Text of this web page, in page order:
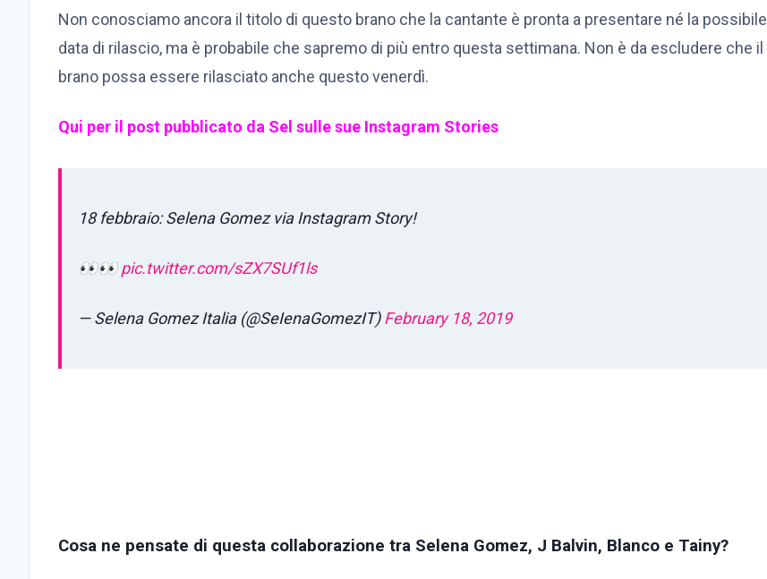
Non conosciamo ancora il titolo di questo brano che la cantante è pronta a presentare né la possibile
data di rilascio, ma è probabile che sapremo di più entro questa settimana. Non è da escludere che il
brano possa essere rilasciato anche questo venerdì.
Qui per il post pubblicato da Sel sulle sue Instagram Stories
18 febbraio: Selena Gomez via Instagram Story!
👀👀pic.twitter.com/sZX7SUf1ls
— Selena Gomez Italia (@SeIenaGomezIT)February 18, 2019
Cosa ne pensate di questa collaborazione tra Selena Gomez, J Balvin, Blanco e Tainy?